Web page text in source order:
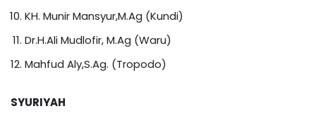
KH. Munir Mansyur,M.Ag (Kundi)
Dr.H.Ali Mudlofir, M.Ag (Waru)
Mahfud Aly,S.Ag. (Tropodo)
SYURIYAH